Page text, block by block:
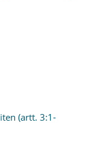
(artt. 3:1-